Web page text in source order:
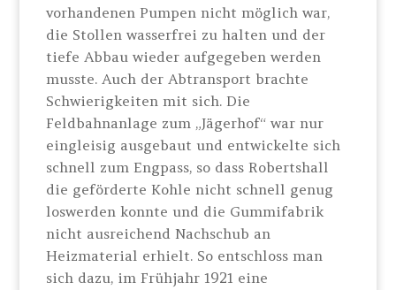
vorhandenen Pumpen nicht möglich war,
die Stollen wasserfrei zu halten und der
tiefe Abbau wieder aufgegeben werden
musste. Auch der Abtransport brachte
Schwierigkeiten mit sich. Die
Feldbahnanlage zum „Jägerhof“ war nur
eingleisig ausgebaut und entwickelte sich
schnell zum Engpass, so dass Robertshall
die geförderte Kohle nicht schnell genug
loswerden konnte und die Gummifabrik
nicht ausreichend Nachschub an
Heizmaterial erhielt. So entschloss man
sich dazu, im Frühjahr 1921 eine